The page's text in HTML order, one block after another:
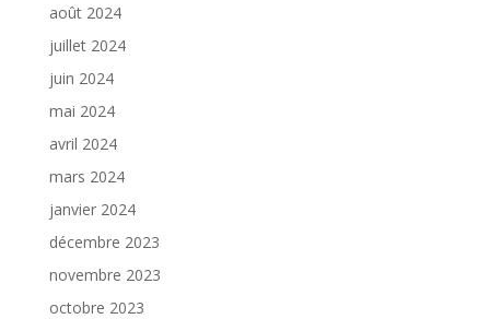
août 2024
juillet 2024
juin 2024
mai 2024
avril 2024
mars 2024
janvier 2024
décembre 2023
novembre 2023
octobre 2023